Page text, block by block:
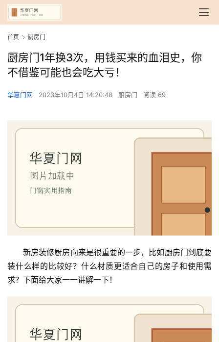
首页 厨房门
厨房门1年换3次，用钱买来的血泪史，你
不借鉴可能也会吃大亏！
华夏门网 2023年10月4日 14:20:48 厨房门 阅读 69
新房装修厨房向来是很重要的一步，比如厨房门到底要
装什么样的比较好？什么材质更适合自己的房子和使用需
求？下面给大家一一讲解一下！